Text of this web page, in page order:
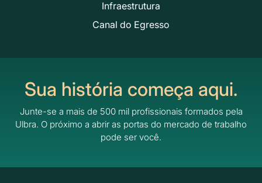
Infraestrutura
Canal do Egresso
Sua história começa aqui.
Junte-se a mais de 500 mil profissionais formados pela
Ulbra. O próximo a abrir as portas do mercado de trabalho
pode ser você.